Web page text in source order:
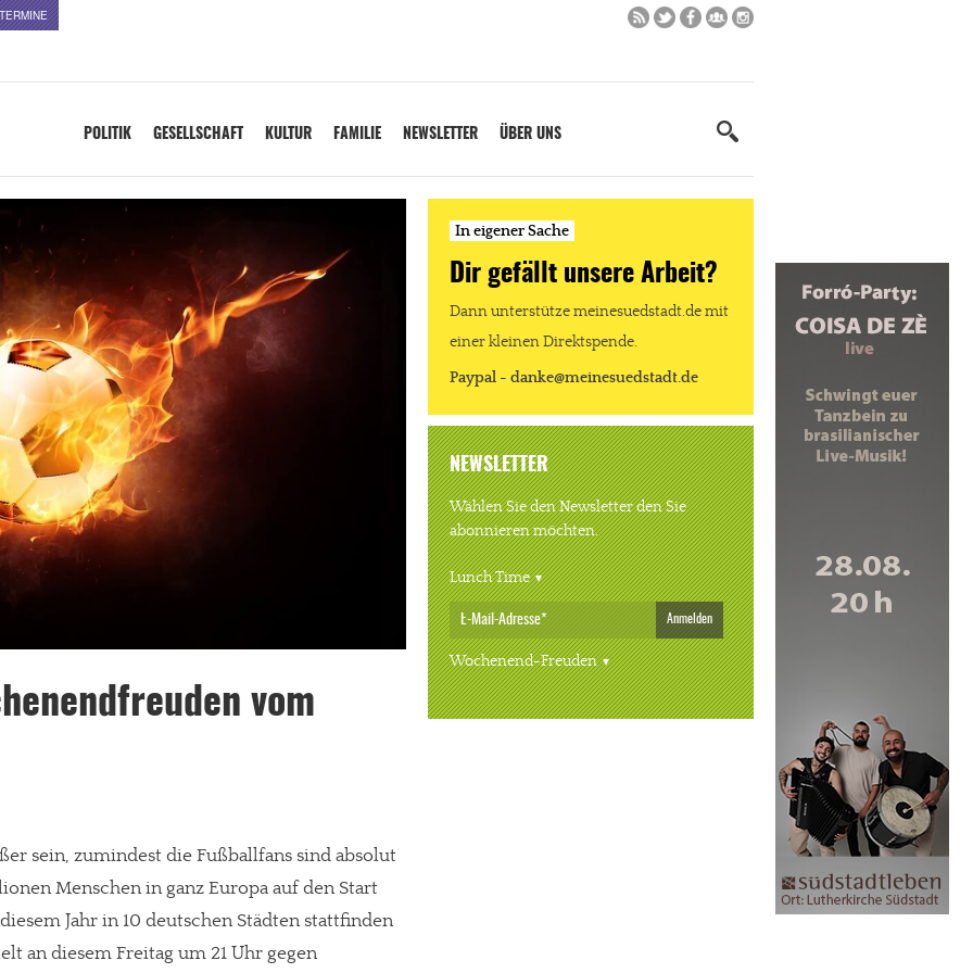
TERMINE
POLITIK GESELLSCHAFT KULTUR FAMILIE NEWSLETTER ÜBER UNS
vom
sein, zumindest die Fußballfans sind absolut
Menschen in ganz Europa auf den Start
Jahr in 10 deutschen Städten stattfinden
an diesem Freitag um 21 Uhr gegen
In eigener Sache
Dir gefällt unsere Arbeit?
Dann unterstütze meinesuedstadt.de mit
einer kleinen Direktspende.
Paypal - danke@meinesuedstadt.de
NEWSLETTER
Wählen Sie den Newsletter den Sie
abonnieren möchten.
Lunch Time
Anmelden
Wochenend-Freuden